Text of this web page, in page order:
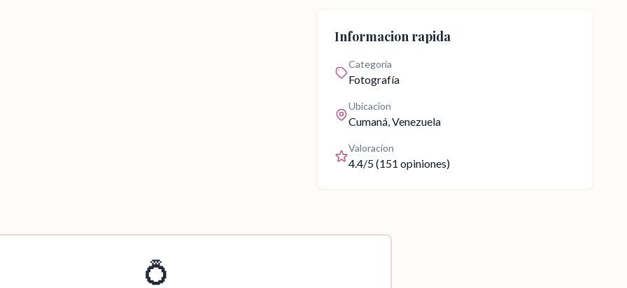
Informacion rapida
Categoria
Fotografía
Ubicacion
Cumaná, Venezuela
Valoracion
4.4/5 (151 opiniones)
💍